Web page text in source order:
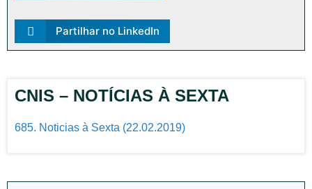
Partilhar no LinkedIn
CNIS – NOTÍCIAS À SEXTA
685. Noticias à Sexta (22.02.2019)